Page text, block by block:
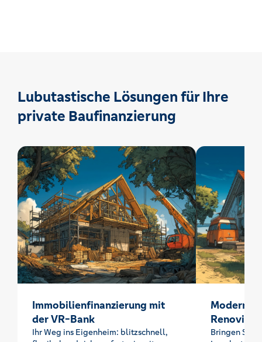
Lubutastische Lösungen für Ihre
private Baufinanzierung
Immobilienfinanzierung mit
der VR-Bank
Ihr Weg ins Eigenheim: blitzschnell,
Bringen Sie